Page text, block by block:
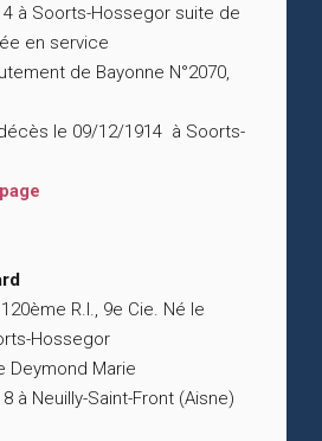
à Soorts-Hossegor suite de
en service
de Bayonne N°2070,
le 09/12/1914 à Soorts-
R.I., 9e Cie. Né le
Hossegor
Deymond Marie
à Neuilly-Saint-Front (Aisne)